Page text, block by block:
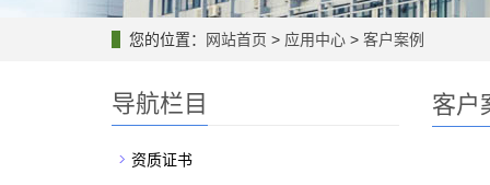
您的位置： 网站首页 > 应用中心 > 客户案例
客户
导航栏目
资质证书